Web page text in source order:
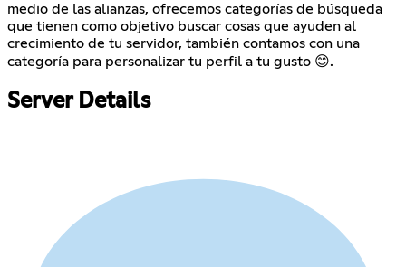
medio de las alianzas, ofrecemos categorías de búsqueda
que tienen como objetivo buscar cosas que ayuden al
crecimiento de tu servidor, también contamos con una
categoría para personalizar tu perfil a tu gusto 😊.
Server Details